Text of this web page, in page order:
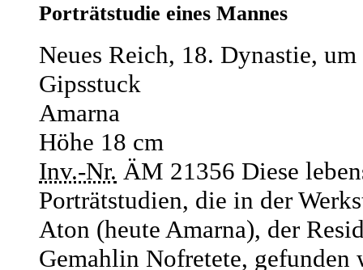
Porträtstudie eines Mannes
Neues Reich, 18. Dynastie,
Gipsstuck
Amarna
Höhe 18 cm
Inv.-Nr. ÄM 21356 Diese
Porträtstudien, die in der
Aton (heute Amarna), der
Gemahlin Nofretete, gefunden